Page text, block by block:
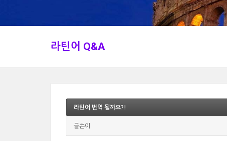
라틴어 Q&A
라틴어 번역 될까요?!
글쓴이